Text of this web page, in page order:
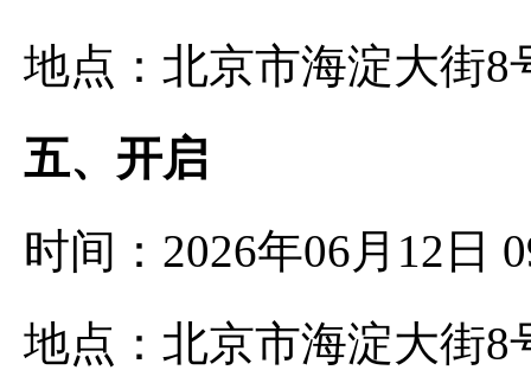
地点：北京市海淀大街8
五、开启
时间：2026年06月12日
地点：北京市海淀大街8